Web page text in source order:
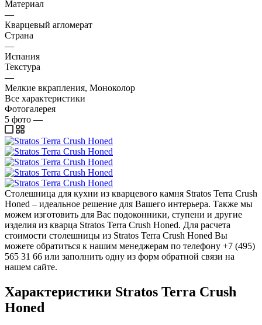
Материал
—
Кварцевый агломерат
Страна
—
Испания
Текстура
—
Мелкие вкрапления, Моноколор
Все характеристики
Фотогалерея
5 фото —
Столешница для кухни из кварцевого камня Stratos Terra Crush
Honed – идеальное решение для Вашего интерьера. Также мы
можем изготовить для Вас подоконники, ступени и другие
изделия из кварца Stratos Terra Crush Honed. Для расчета
стоимости столешницы из Stratos Terra Crush Honed Вы
можете обратиться к нашим менеджерам по телефону +7 (495)
565 31 66 или заполнить одну из форм обратной связи на
нашем сайте.
Характеристики Stratos Terra Crush
Honed